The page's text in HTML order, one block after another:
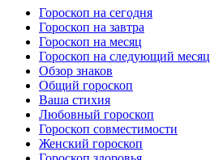
Гороскоп на сегодня
Гороскоп на завтра
Гороскоп на месяц
Гороскоп на следующий месяц
Обзор знаков
Общий гороскоп
Ваша стихия
Любовный гороскоп
Гороскоп совместимости
Женский гороскоп